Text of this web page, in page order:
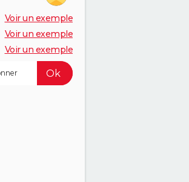
Voir un exemple
Voir un exemple
Voir un exemple